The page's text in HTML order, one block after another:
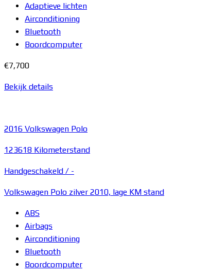
Adaptieve lichten
Airconditioning
Bluetooth
Boordcomputer
€7,700
Bekijk details
2016 Volkswagen Polo
123618 Kilometerstand
Handgeschakeld / -
Volkswagen Polo zilver 2010, lage KM stand
ABS
Airbags
Airconditioning
Bluetooth
Boordcomputer